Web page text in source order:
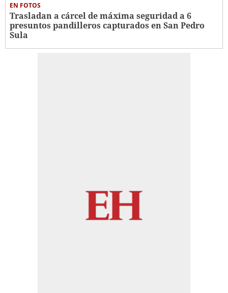
EN FOTOS
Trasladan a cárcel de máxima seguridad a 6
presuntos pandilleros capturados en San Pedro
Sula